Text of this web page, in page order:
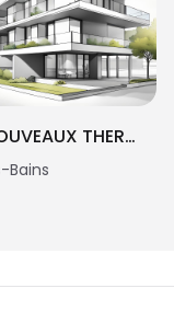
LES NOUVEAUX THERMES
Bains